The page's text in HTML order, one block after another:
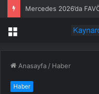
Mercedes 2026’da
Menü
Anasayfa / Haber
Haber